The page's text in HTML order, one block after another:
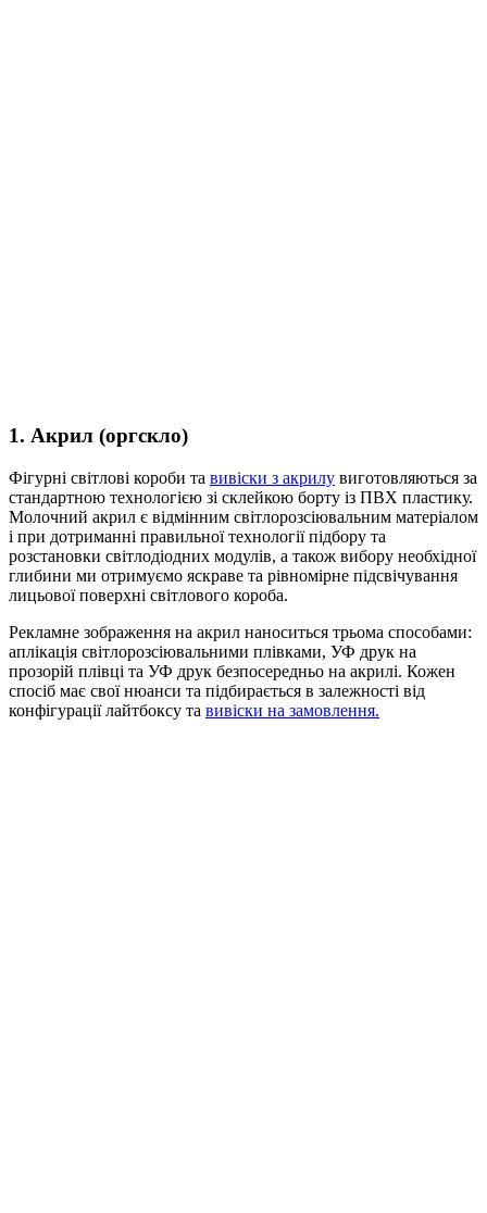
1. Акрил (оргскло)
Фігурні світлові короби та вивіски з акрилу виготовляються за
стандартною технологією зі склейкою борту із ПВХ пластику.
Молочний акрил є відмінним світлорозсіювальним матеріалом
і при дотриманні правильної технології підбору та
розстановки світлодіодних модулів, а також вибору необхідної
глибини ми отримуємо яскраве та рівномірне підсвічування
лицьової поверхні світлового короба.
Рекламне зображення на акрил наноситься трьома способами:
аплікація світлорозсіювальними плівками, УФ друк на
прозорій плівці та УФ друк безпосередньо на акрилі. Кожен
спосіб має свої нюанси та підбирається в залежності від
конфігурації лайтбоксу та вивіски на замовлення.